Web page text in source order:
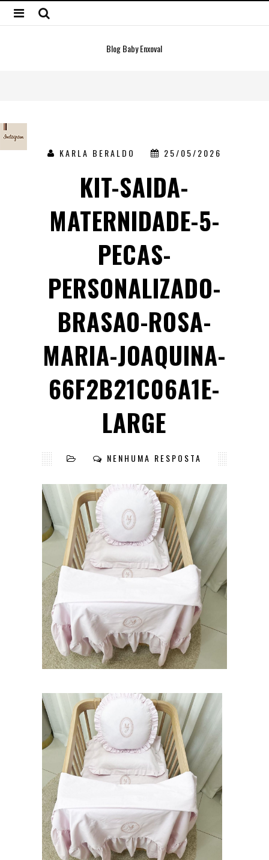
Blog Baby Enxoval
KARLA BERALDO 25/05/2026
KIT-SAIDA-
MATERNIDADE-5-
PECAS-
PERSONALIZADO-
BRASAO-ROSA-
MARIA-JOAQUINA-
66F2B21C06A1E-
LARGE
NENHUMA RESPOSTA